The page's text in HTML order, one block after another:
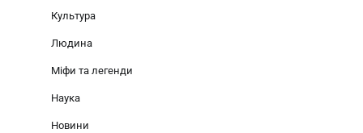
Культура
Людина
Міфи та легенди
Наука
Новини